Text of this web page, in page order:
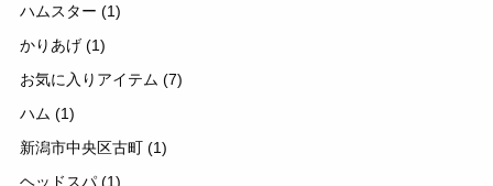
ハムスター (1)
かりあげ (1)
お気に入りアイテム (7)
ハム (1)
新潟市中央区古町 (1)
ヘッドスパ (1)